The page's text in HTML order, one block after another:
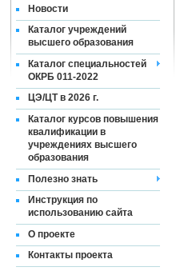
Новости
Каталог учреждений
высшего образования
Каталог специальностей
ОКРБ 011-2022
ЦЭ/ЦТ в 2026 г.
Каталог курсов повышения
квалификации в
учреждениях высшего
образования
Полезно знать
Инструкция по
использованию сайта
О проекте
Контакты проекта